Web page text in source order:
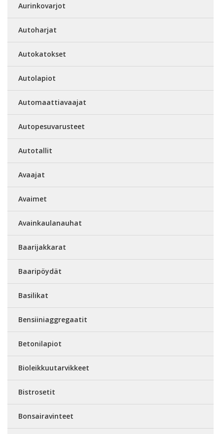
Aurinkovarjot
Autoharjat
Autokatokset
Autolapiot
Automaattiavaajat
Autopesuvarusteet
Autotallit
Avaajat
Avaimet
Avainkaulanauhat
Baarijakkarat
Baaripöydät
Basilikat
Bensiiniaggregaatit
Betonilapiot
Bioleikkuutarvikkeet
Bistrosetit
Bonsairavinteet